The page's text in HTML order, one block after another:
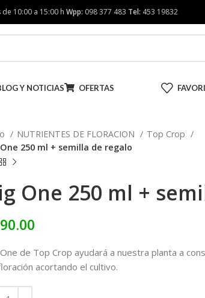
10:00 a 15:00 h Wpp: 098 377 483 Tel: 453 19832
Y NOTICIAS OFERTAS
NUTRIENTES DE FLORACION
Top Crop
250 ml + semilla de regalo
One 250 ml +
de Top Crop ayudará a nuestra planta a
acortando el cultivo.